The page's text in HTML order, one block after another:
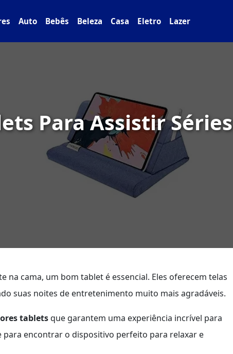
Auto Bebês Beleza Casa Eletro Lazer
Para Assistir
na cama, um bom tablet é essencial. Eles oferecem telas
suas noites de entretenimento muito mais agradáveis.
tabletsque garantem uma experiência incrível para
encontrar o dispositivo perfeito para relaxar e